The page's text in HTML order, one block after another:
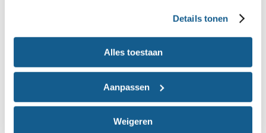
Details tonen
Alles toestaan
Aanpassen
Weigeren
Wat kun je allemaal voor lekkers vinden dat in de
Schijf van Vijf staat? Is er bijvoorbeeld
volkorenbrood, 30+ kaas, halfvolle melk, magere
yoghurt, rauwkost en fruit? Dat zijn superkeuzes